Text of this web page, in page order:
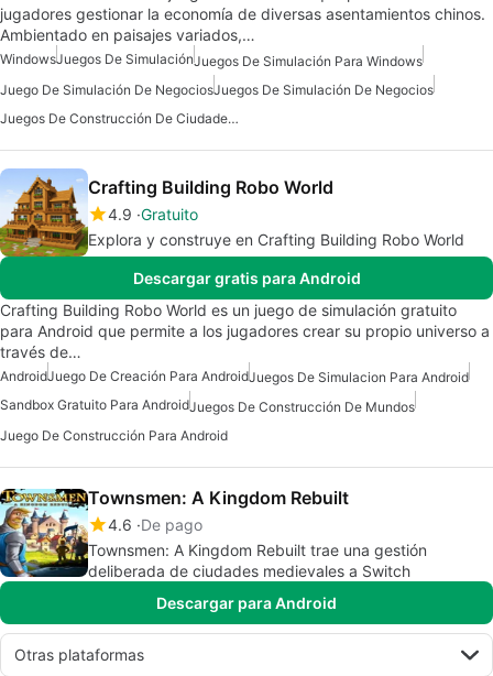
jugadores gestionar la economía de diversas asentamientos chinos.
Ambientado en paisajes variados,…
WindowsJuegos De SimulaciónJuegos De Simulación Para Windows
Juego De Simulación De NegociosJuegos De Simulación De Negocios
Juegos De Construcción De Ciudades Para Windows
Crafting Building Robo World
4.9 Gratuito
Explora y construye en Crafting Building Robo World
Descargar gratis para Android
Crafting Building Robo World es un juego de simulación gratuito
para Android que permite a los jugadores crear su propio universo a
través de…
AndroidJuego De Creación Para AndroidJuegos De Simulacion Para Android
Sandbox Gratuito Para AndroidJuegos De Construcción De Mundos
Juego De Construcción Para Android
Townsmen: A Kingdom Rebuilt
4.6 De pago
Townsmen: A Kingdom Rebuilt trae una gestión
deliberada de ciudades medievales a Switch
Descargar para Android
Otras plataformas